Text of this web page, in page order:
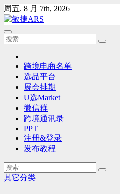
Skip
to
content
周五. 8 月 7th, 2026
跨境电商名单
选品平台
展会排期
U选Market
微信群
跨境通讯录
PPT
注册&登录
发布教程
其它分类